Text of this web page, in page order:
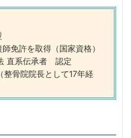
免許を取得（国家資格）
直系伝承者 認定
骨院院長として17年経